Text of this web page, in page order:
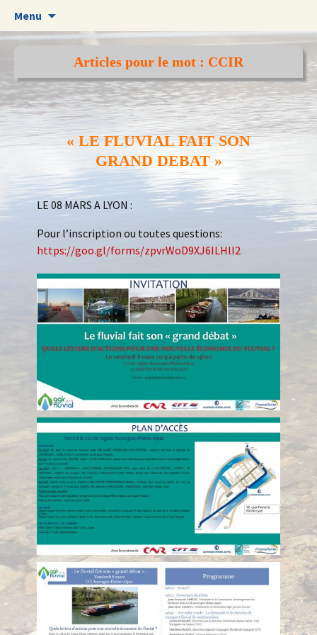
Menu
contenu
Articles pour le mot : CCIR
« LE FLUVIAL FAIT SON
GRAND DEBAT »
LE 08 MARS A LYON :
Pour l’inscription ou toutes questions:
https://goo.gl/forms/zpvrWoD9XJ6ILHlI2